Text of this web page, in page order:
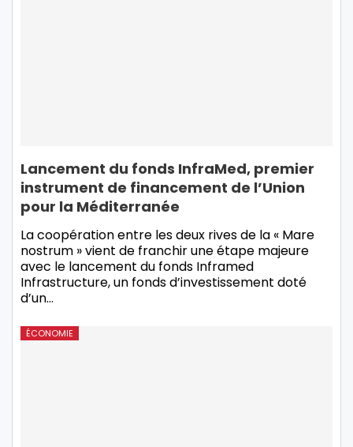
Lancement du fonds InfraMed, premier
instrument de financement de l’Union
pour la Méditerranée
La coopération entre les deux rives de la « Mare
nostrum » vient de franchir une étape majeure
avec le lancement du fonds Inframed
Infrastructure, un fonds d’investissement doté
d’un…
ÉCONOMIE